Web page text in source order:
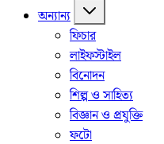
অন্যান্য
ফিচার
লাইফস্টাইল
বিনোদন
শিল্প ও সাহিত্য
বিজ্ঞান ও প্রযুক্তি
ফটো